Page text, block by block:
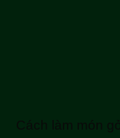
Cách làm món